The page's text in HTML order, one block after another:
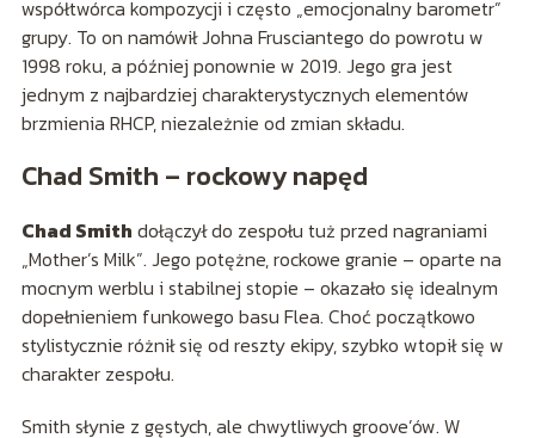
współtwórca kompozycji i często „emocjonalny barometr”
grupy. To on namówił Johna Frusciantego do powrotu w
1998 roku, a później ponownie w 2019. Jego gra jest
jednym z najbardziej charakterystycznych elementów
brzmienia RHCP, niezależnie od zmian składu.
Chad Smith – rockowy napęd
Chad Smith dołączył do zespołu tuż przed nagraniami
„Mother’s Milk”. Jego potężne, rockowe granie – oparte na
mocnym werblu i stabilnej stopie – okazało się idealnym
dopełnieniem funkowego basu Flea. Choć początkowo
stylistycznie różnił się od reszty ekipy, szybko wtopił się w
charakter zespołu.
Smith słynie z gęstych, ale chwytliwych groove’ów. W